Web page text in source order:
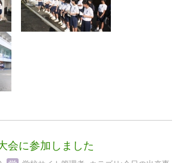
会に参加しました